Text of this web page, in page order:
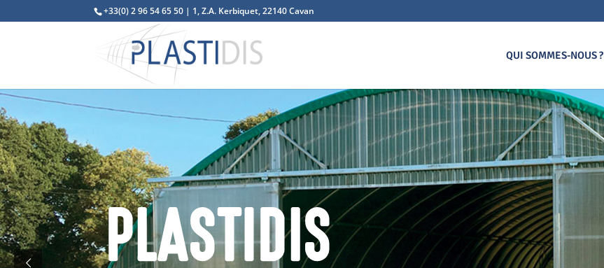
+33(0) 2 96 54 65 50 | 1, Z.A. Kerbiquet, 22140 Cavan
QUI SOMMES-NOUS ?